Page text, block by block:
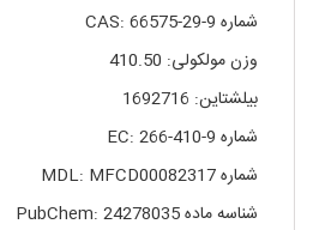
شماره CAS: 66575-29-9
وزن مولکولی: 410.50
بیلشتاین: 1692716
شماره EC: 266-410-9
شماره MDL: MFCD00082317
شناسه ماده PubChem: 24278035